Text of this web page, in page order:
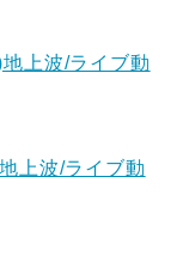
上波/ライブ動
上波/ライブ動